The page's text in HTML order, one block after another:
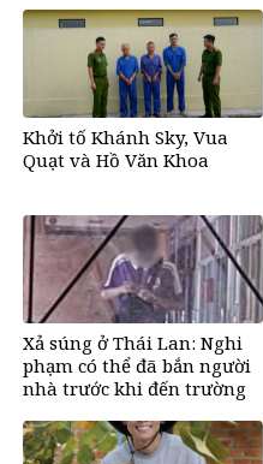
đến
Khởi tố Khánh Sky, Vua
Quạt và Hồ Văn Khoa
Xả súng ở Thái Lan: Nghi
phạm có thể đã bắn người
nhà trước khi đến trường